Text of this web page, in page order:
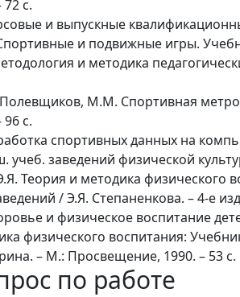
72 c.
и выпускные
и подвижные игры.
и методика
М.М. Спортивная
96 c.
спортивных данных на
учеб. заведений физической
Теория и методика физического
/ Э.Я. Степаненкова. – 4-е
и физическое воспитание
физического воспитания:
– М.: Просвещение, 1990. – 53 с.
по работе